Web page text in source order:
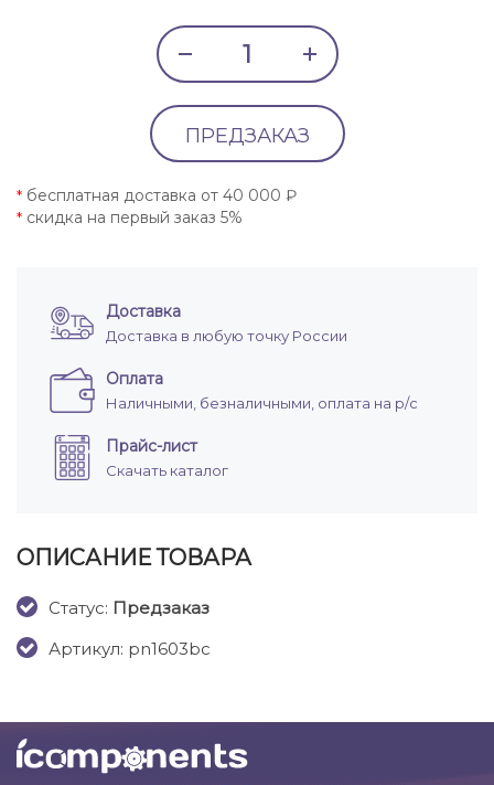
ПРЕДЗАКАЗ
* бесплатная доставка от 40 000 ₽
* скидка на первый заказ 5%
Доставка
Доставка в любую точку России
Оплата
Наличными, безналичными, оплата на р/с
Прайс-лист
Скачать каталог
ОПИСАНИЕ ТОВАРА
Cтатус: Предзаказ
Артикул: pn1603bc